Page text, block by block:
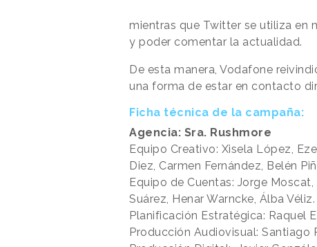
mientras que Twitter se utiliza en
y poder comentar la actualidad.
De esta manera, Vodafone
una forma de estar en contacto
Ficha técnica de la campaña:
Agencia: Sra. Rushmore
Equipo Creativo: Xisela López,
Diez, Carmen Fernández, Belén
Equipo de Cuentas: Jorge
Suárez, Henar Warncke, Álba Véliz.
Planificación Estratégica: Raquel
Producción Audiovisual: Santiago